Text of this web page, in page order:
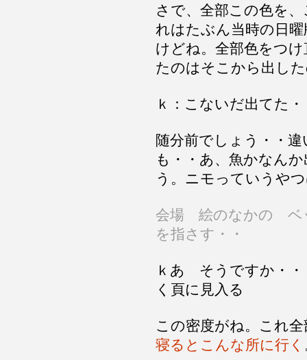
さで、全部この色を
れはたぶん当時の日
けどね。全部色をつ
たのはそこから出し
ｋ：こないだ出てた
随分前でしょう・・
も・・あ、魚かなん
う。ニモっていうや
会場 絵のなかの ベ
を指さす・・
ｋあ そうですか・
く頁に見入る
この密度がね。これ
寝るとこんな所に行く